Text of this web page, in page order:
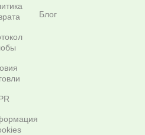
Блог